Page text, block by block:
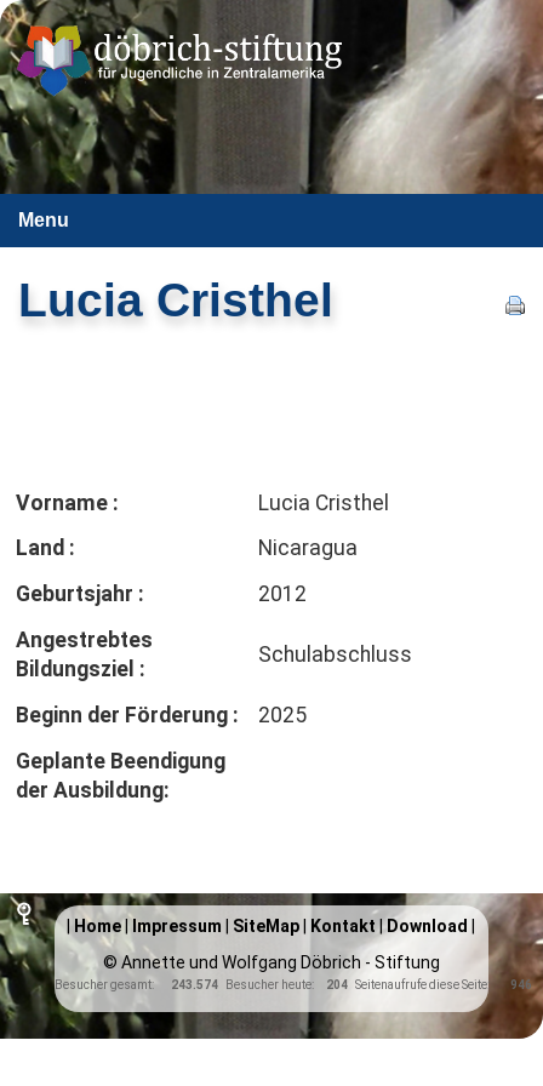
Menu
Lucia Cristhel
Vorname :
Lucia Cristhel
Land :
Nicaragua
Geburtsjahr :
2012
Angestrebtes
Bildungsziel :
Schulabschluss
Beginn der Förderung :
2025
Geplante Beendigung
der Ausbildung:
Home Impressum SiteMap Kontakt| Download
© Annette und Wolfgang Döbrich - Stiftung
Besucher gesamt: 243.574 Besucher heute: 204 Seitenaufrufe diese Seite: 946